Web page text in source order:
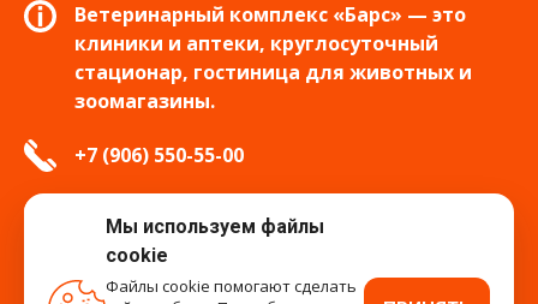
Ветеринарный комплекс «Барс» — это
клиники и аптеки, круглосуточный
стационар, гостиница для животных и
зоомагазины.
+7 (906) 550-55-00
info.tver@bars-vet.ru
Мы используем файлы
cookie
Файлы cookie помогают сделать